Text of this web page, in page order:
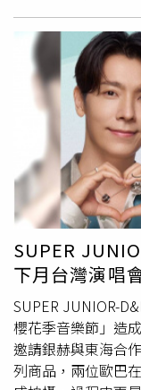
OREO碎片增添口
CAFE!N世界冠軍
與果酸層層交融，
玉紅茶」則是入口
的「厚脆豬排堡」
爽脆口感與豐富層
與俏皮圖像，特別
性又不會過於浮誇
此次新亮點，復刻
買咖啡還是買早餐
「卡娜赫拉的小動
組」、「輕巧摺疊
月推薦季節限定餐
來第三波「卡娜赫
將先推出居家好物
新鮮鮪魚的呆萌P
感瞬間Up Up；4/7
疊購物袋」，此次
標，環境部將在今
從2030年拉長至
及內銷量。看守台
內銷量創下5年來
喜愛網購及使用外
環境部雖要求大型
中、小型賣家，外
對應的管制。他表
「環保外送」，開
容器盛裝餐飲，然
補助花完，一切就
上架店家不得免費
統，提供民眾使用
主任張凱婷指出，
打擊塑膠汙染的範
加快輔導循環容器
失敗。環境部長彭
SUPER
下月台灣演唱
SUPER JUNIOR-
櫻花季音樂節」造
邀請銀赫與東海合
列商品，兩位歐巴